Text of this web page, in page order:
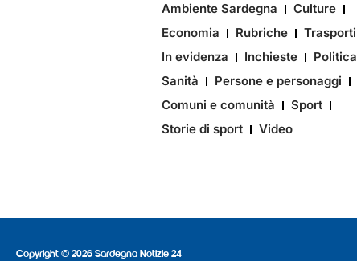
Ambiente Sardegna
Culture
Economia
Rubriche
Trasporti
In evidenza
Inchieste
Politica
Sanità
Persone e personaggi
Comuni e comunità
Sport
Storie di sport
Video
Copyright © 2026 Sardegna Notizie 24